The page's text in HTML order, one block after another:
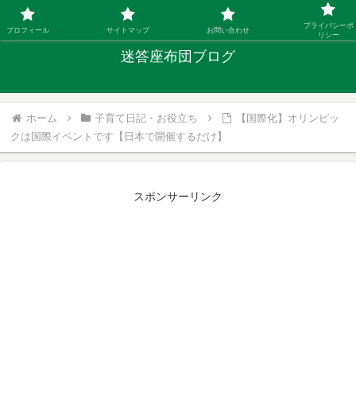
「ひとり親」40代シングルファザーの子育て迷答
迷答座布団ブログ
ホーム 子育て日記・お役立ち
【国際化】オリンピッ
クは国際イベントです【日本で開催するだけ】
スポンサーリンク
プロフィール サイトマップ お問い合わせ
プライバシーポ
リシー